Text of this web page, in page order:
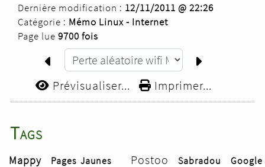
Dernière modification : 12/11/2011 @ 22:26
Catégorie : Mémo Linux - Internet
Page lue 9700 fois
Prévisualiser... Imprimer...
Tags
Mappy Pages Jaunes Postoo Sabradou Google